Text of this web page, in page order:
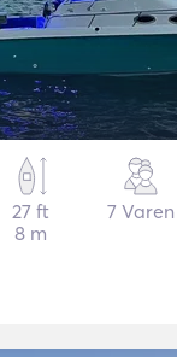
27 ft
8 m
7 Varen